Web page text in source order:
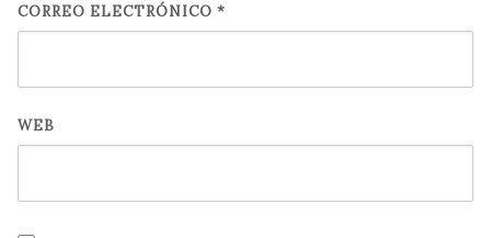
CORREO ELECTRÓNICO *
WEB